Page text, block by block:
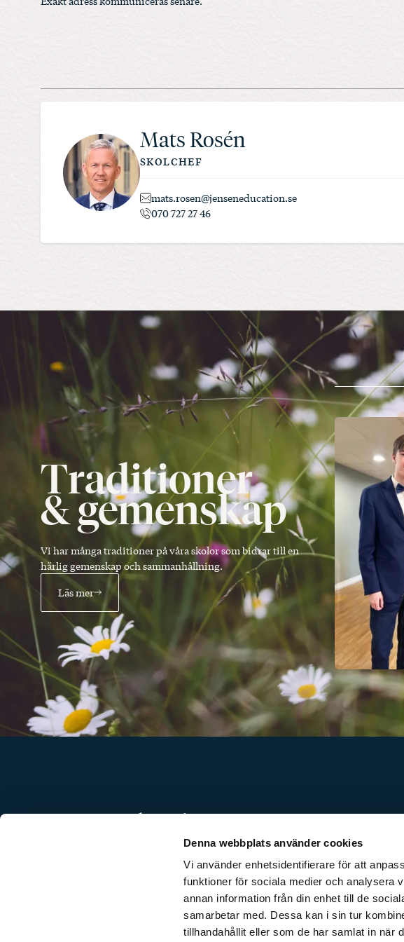
Denna webbplats använder cookies
Vi använder enhetsidentifierare för att
funktioner för sociala medier och analysera
annan information från din enhet till de
samarbetar med. Dessa kan i sin tur
tillhandahållit eller som de har samlat in när
Mats Rosén
SKOLCHEF
mats.rosen@jenseneducation.se
070 727 27 46
Traditioner
& gemenskap
Vi har många traditioner på våra skolor som bidrar till en
härlig gemenskap och sammanhållning.
Läs mer
JENSEN education